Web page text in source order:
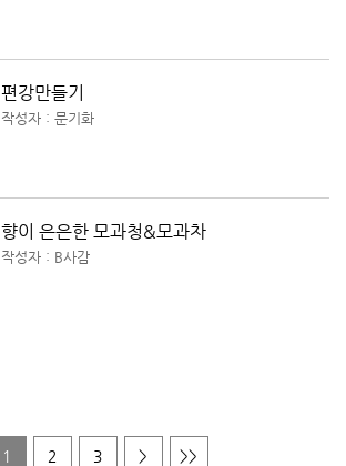
편강만들기
작성자 : 문기화
향이 은은한 모과청&모과차
작성자 : B사감
1 2 3 > >>